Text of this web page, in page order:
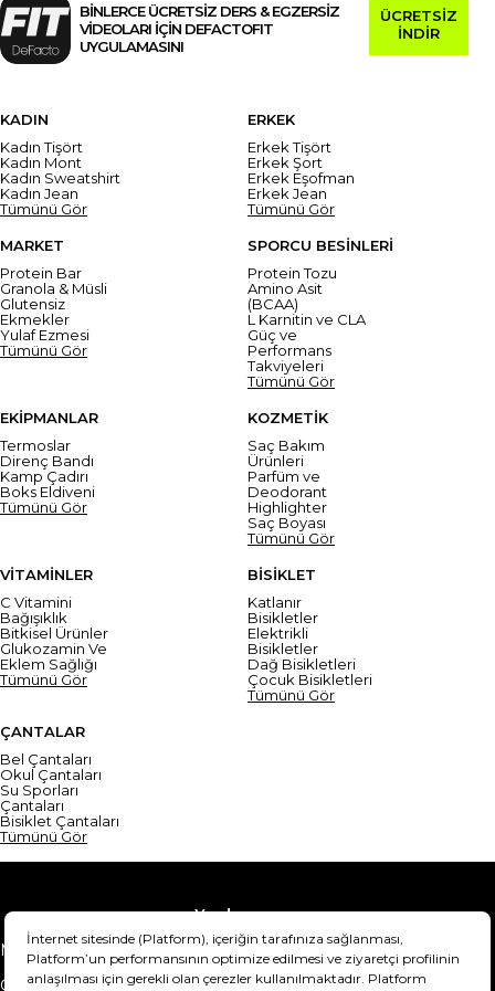
BİNLERCE ÜCRETSİZ DERS & EGZERSİZ
VİDEOLARI İÇİN DEFACTOFIT
UYGULAMASINI
ÜCRETSİZ
İNDİR
KADIN
Kadın Tişört
Kadın Mont
Kadın Sweatshirt
Kadın Jean
Tümünü Gör
ERKEK
Erkek Tişört
Erkek Şort
Erkek Eşofman
Erkek Jean
Tümünü Gör
MARKET
Protein Bar
Granola & Müsli
Glutensiz
Ekmekler
Yulaf Ezmesi
Tümünü Gör
SPORCU BESİNLERİ
Protein Tozu
Amino Asit
(BCAA)
L Karnitin ve CLA
Güç ve
Performans
Takviyeleri
Tümünü Gör
EKİPMANLAR
Termoslar
Direnç Bandı
Kamp Çadırı
Boks Eldiveni
Tümünü Gör
KOZMETİK
Saç Bakım
Ürünleri
Parfüm ve
Deodorant
Highlighter
Saç Boyası
Tümünü Gör
VİTAMİNLER
C Vitamini
Bağışıklık
Bitkisel Ürünler
Glukozamin Ve
Eklem Sağlığı
Tümünü Gör
BİSİKLET
Katlanır
Bisikletler
Elektrikli
Bisikletler
Dağ Bisikletleri
Çocuk Bisikletleri
Tümünü Gör
ÇANTALAR
Bel Çantaları
Okul Çantaları
Su Sporları
Çantaları
Bisiklet Çantaları
Tümünü Gör
Yardım
Mesafeli Satış Sözleşmesi
Teslimat Bilgisi
Gizlilik Sözleşmesi
Şartlar & Koşullar